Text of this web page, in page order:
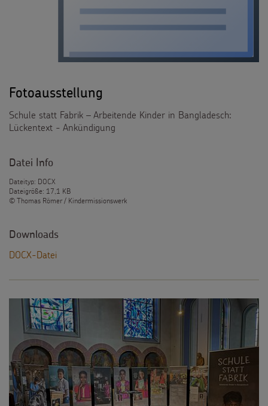
Fotoausstellung
Schule statt Fabrik – Arbeitende Kinder in Bangladesch:
Lückentext - Ankündigung
Datei Info
Dateityp: DOCX
Dateigröße: 17,1 KB
© Thomas Römer / Kindermissionswerk
Downloads
DOCX-Datei